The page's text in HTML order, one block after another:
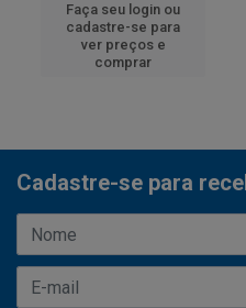
Faça seu login ou
cadastre-se para
ver preços e
comprar
Cadastre-se para